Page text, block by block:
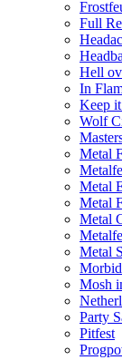
Full
Hell
In
Keep
Wolf
Metal
Metal
Metal
Metal
Metal
Morbid
Mosh
Party
Pitfest